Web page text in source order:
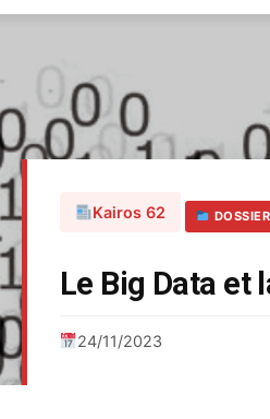
Kairos 62 DOSSIER
Le Big Data et
24/11/2023